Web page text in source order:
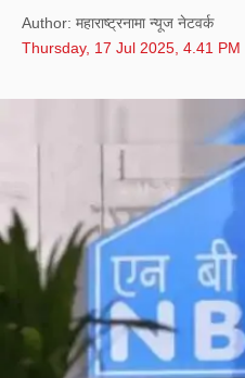
Author: महाराष्ट्रनामा न्यूज नेटवर्क
Thursday, 17 Jul 2025, 4.41 PM